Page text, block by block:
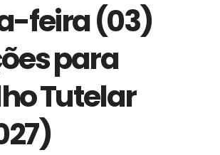
feira (03)
para
Tutelar